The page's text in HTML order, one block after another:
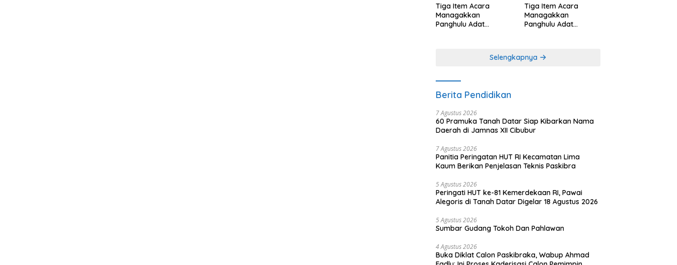
Tiga Item Acara
Managakkan
Panghulu Adat
Tiga Item Acara
Managakkan
Panghulu Adat
Selengkapnya
Berita Pendidikan
7 Agustus 2026
60 Pramuka Tanah Datar Siap Kibarkan Nama
Daerah di Jamnas XII Cibubur
7 Agustus 2026
Panitia Peringatan HUT RI Kecamatan Lima
Kaum Berikan Penjelasan Teknis Paskibra
5 Agustus 2026
Peringati HUT ke-81 Kemerdekaan RI, Pawai
Alegoris di Tanah Datar Digelar 18 Agustus 2026
5 Agustus 2026
Sumbar Gudang Tokoh Dan Pahlawan
4 Agustus 2026
Buka Diklat Calon Paskibraka, Wabup Ahmad